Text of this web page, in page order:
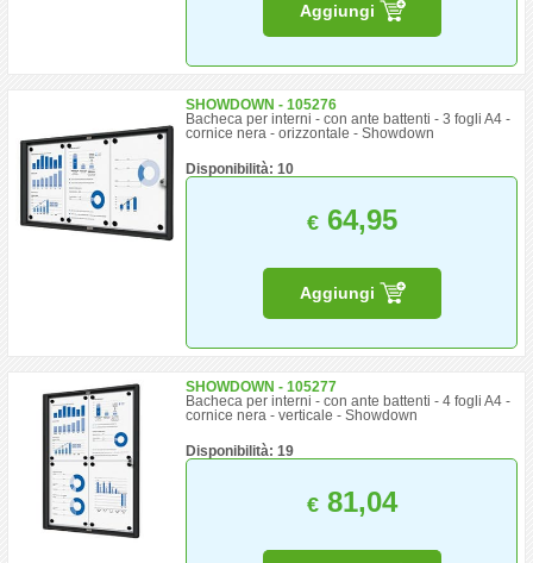
Aggiungi
SHOWDOWN - 105276
Bacheca per interni - con ante battenti - 3 fogli A4 -
cornice nera - orizzontale - Showdown
Disponibilità: 10
€64,95
Aggiungi
SHOWDOWN - 105277
Bacheca per interni - con ante battenti - 4 fogli A4 -
cornice nera - verticale - Showdown
Disponibilità: 19
€81,04